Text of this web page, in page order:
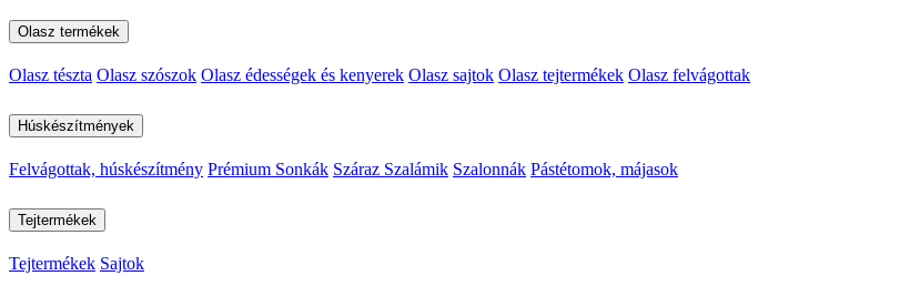
Olasz termékek
Olasz tészta Olasz szószok Olasz édességek és kenyerek Olasz sajtok Olasz tejtermékek Olasz felvágottak
Húskészítmények
Felvágottak, húskészítmény Prémium Sonkák Száraz Szalámik Szalonnák Pástétomok, májasok
Tejtermékek
Tejtermékek Sajtok